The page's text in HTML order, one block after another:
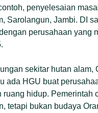
penyelesaian
Sarolangun, Jambi. DI
perusahaan yang
sekitar hutan alam,
ada HGU buat
ruang hidup. Pemerintah
tetapi bukan budaya